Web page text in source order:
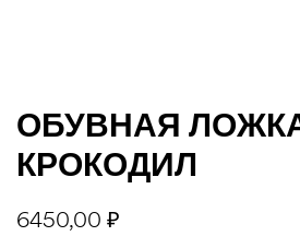
ОБУВНАЯ
КРОКОДИЛ
6450,00 ₽